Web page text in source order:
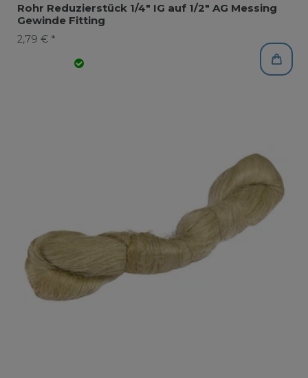
Rohr Reduzierstück 1/4" IG auf 1/2" AG Messing
Gewinde Fitting
2,79 € *